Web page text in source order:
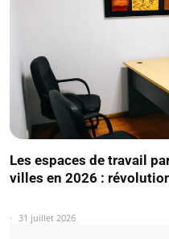
Les espaces de travail
villes en 2026 :
31 juillet 2026